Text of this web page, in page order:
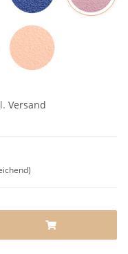
Blau
Versand